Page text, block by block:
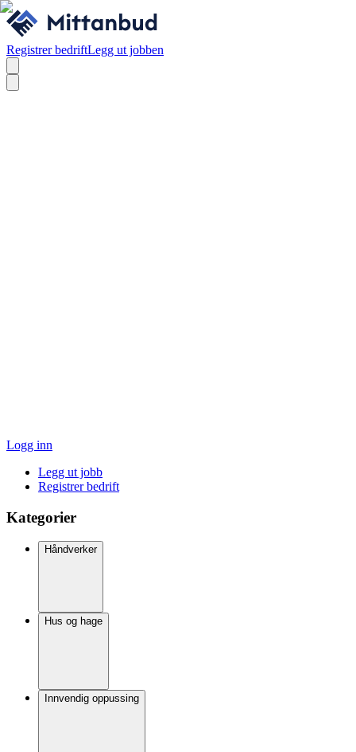
Registrer bedriftLegg ut jobben
Logg inn
Legg ut jobb
Registrer bedrift
Kategorier
Håndverker
Hus og hage
Innvendig oppussing